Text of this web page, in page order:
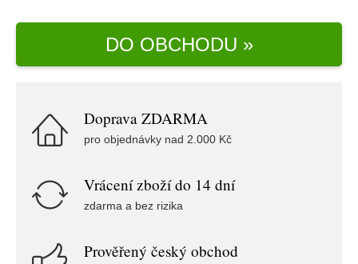
DO OBCHODU »
Doprava ZDARMA
pro objednávky nad 2.000 Kč
Vrácení zboží do 14 dní
zdarma a bez rizika
Prověřený český obchod